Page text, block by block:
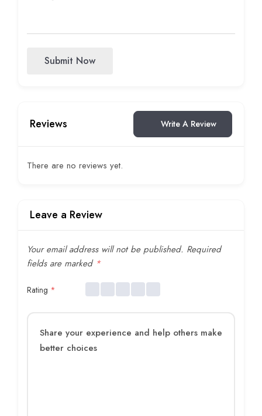
Submit Now
Reviews Write A Review
There are no reviews yet.
Leave a Review
Your email address will not be published. Required
fields are marked *
Rating *